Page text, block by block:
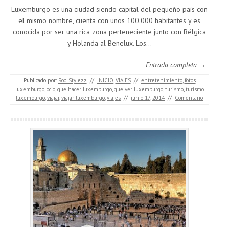
Luxemburgo es una ciudad siendo capital del pequeño país con
el mismo nombre, cuenta con unos 100.000 habitantes y es
conocida por ser una rica zona perteneciente junto con Bélgica
y Holanda al Benelux. Los…
Entrada completa →
Publicado por: Rod Stylezz // INICIO,VIAJES // entretenimiento,fotos
luxemburgo,ocio,que hacer luxemburgo,que ver luxemburgo,turismo,turismo
luxemburgo,viajar,viajar luxemburgo,viajes // junio 17, 2014 // Comentario